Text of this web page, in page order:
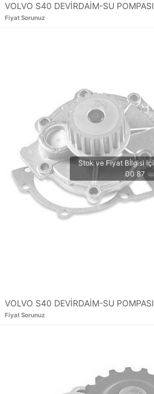
VOLVO S40 DEVİRDAİM-SU POMPASI
Fiyat Sorunuz
VOLVO S40 DEVİRDAİM-SU POMPASI
Fiyat Sorunuz